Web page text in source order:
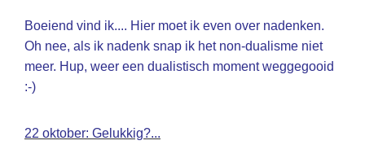
Boeiend vind ik.... Hier moet ik even over nadenken.
Oh nee, als ik nadenk snap ik het non-dualisme niet
meer. Hup, weer een dualistisch moment weggegooid
:-)
22 oktober: Gelukkig?...